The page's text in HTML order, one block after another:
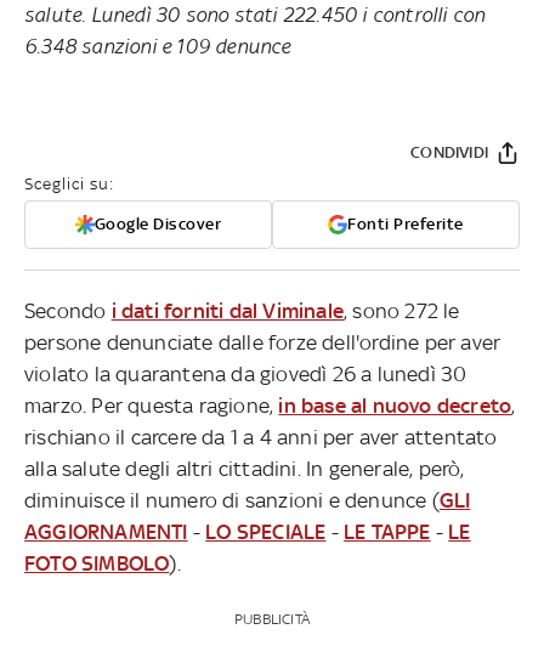
salute. Lunedì 30 sono stati 222.450 i controlli con
6.348 sanzioni e 109 denunce
Sceglici su:
Google Discover Fonti Preferite
CONDIVIDI
Secondo i dati forniti dal Viminale, sono 272 le
persone denunciate dalle forze dell'ordine per aver
violato la quarantena da giovedì 26 a lunedì 30
marzo. Per questa ragione, in base al nuovo decreto,
rischiano il carcere da 1 a 4 anni per aver attentato
alla salute degli altri cittadini. In generale, però,
diminuisce il numero di sanzioni e denunce (GLI
AGGIORNAMENTI - LO SPECIALE - LE TAPPE - LE
FOTO SIMBOLO).
PUBBLICITÀ